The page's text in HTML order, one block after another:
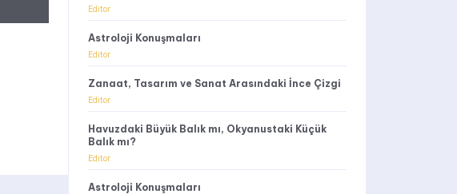
Editor
Astroloji Konuşmaları
Editor
Zanaat, Tasarım ve Sanat Arasındaki İnce Çizgi
Editor
Havuzdaki Büyük Balık mı, Okyanustaki Küçük
Balık mı?
Editor
Astroloji Konuşmaları